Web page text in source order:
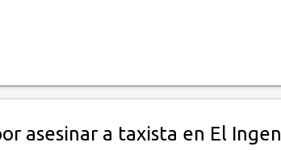
asesinar a taxista en El